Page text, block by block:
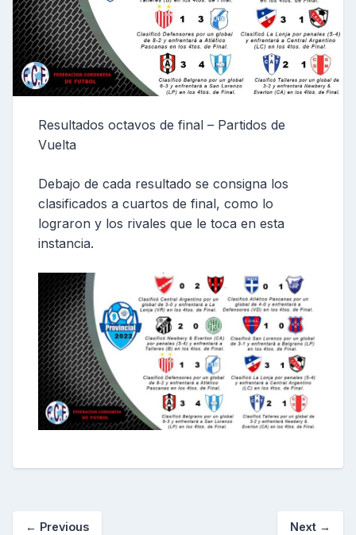
Resultados octavos de final – Partidos de
Vuelta
Debajo de cada resultado se consigna los
clasificados a cuartos de final, como lo
lograron y los rivales que le toca en esta
instancia.
← Previous Next →